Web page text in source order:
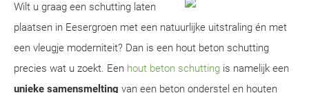
Wilt u graag een schutting laten
plaatsen in Eesergroen met een natuurlijke uitstraling én met
een vleugje moderniteit? Dan is een hout beton schutting
precies wat u zoekt. Een hout beton schutting is namelijk een
unieke samensmelting van een beton onderstel en houten